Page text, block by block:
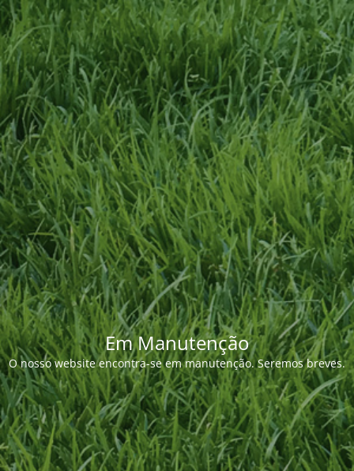
Em Manutenção
O nosso website encontra-se em manutenção. Seremos breves.